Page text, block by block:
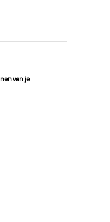
van je